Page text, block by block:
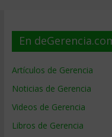
En
Artículos de Gerencia
Noticias de Gerencia
Videos de Gerencia
Libros de Gerencia